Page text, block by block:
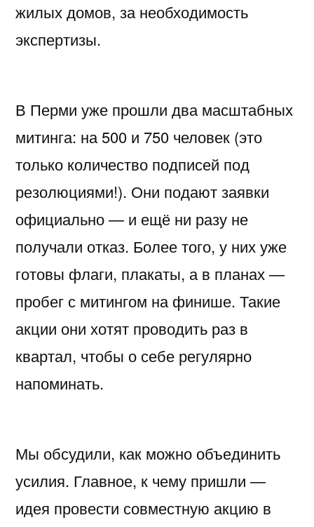
жилых домов, за необходимость
экспертизы.
В Перми уже прошли два масштабных
митинга: на 500 и 750 человек (это
только количество подписей под
резолюциями!). Они подают заявки
официально — и ещё ни разу не
получали отказ. Более того, у них уже
готовы флаги, плакаты, а в планах —
пробег с митингом на финише. Такие
акции они хотят проводить раз в
квартал, чтобы о себе регулярно
напоминать.
Мы обсудили, как можно объединить
усилия. Главное, к чему пришли —
идея провести совместную акцию в